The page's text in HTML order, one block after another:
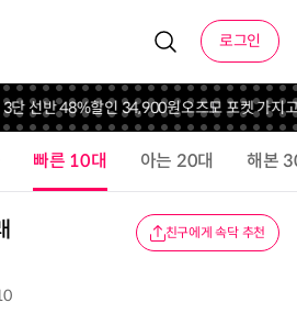
로그인
단 선반 48%할인 34,900원오즈모 포켓 가지
빠른 10대 아는 20대 해본
친구에게 속닥 추천